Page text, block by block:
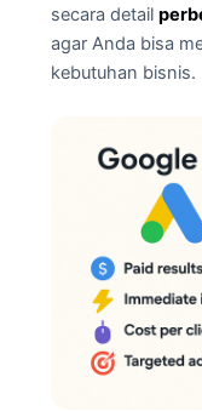
secara detail
agar Anda bisa
kebutuhan bisnis.